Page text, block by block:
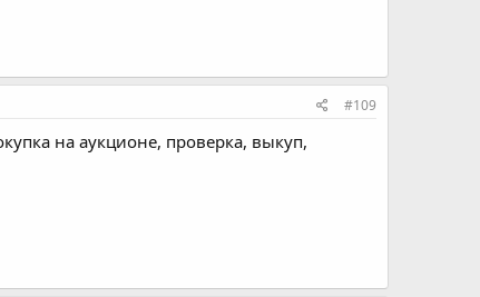
#109
на аукционе, проверка, выкуп,